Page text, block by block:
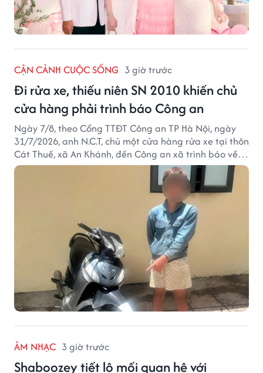
CẬN CẢNH CUỘC SỐNG 3 giờ trước
Đi rửa xe, thiếu niên SN 2010 khiến chủ
cửa hàng phải trình báo Công an
Ngày 7/8, theo Cổng TTĐT Công an TP Hà Nội, ngày
31/7/2026, anh N.C.T, chủ một cửa hàng rửa xe tại thôn
Cát Thuế, xã An Khánh, đến Công an xã trình báo về
việc bị mất trộm chiếc xe máy Honda Wave. Trong cốp
xe còn có nhiều giấy tờ cá nhân và khoảng 1,2 triệu
ÂM NHẠC 3 giờ trước
Shaboozey tiết lộ mối quan hệ với